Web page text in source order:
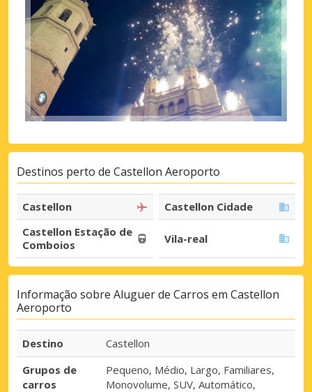
Destinos perto de Castellon Aeroporto
Castellon
Castellon Cidade
Castellon Estação de
Comboios
Vila-real
Informação sobre Aluguer de Carros em Castellon
Aeroporto
Destino
Castellon
Grupos de
carros
Pequeno, Médio, Largo, Familiares,
Monovolume, SUV, Automático,